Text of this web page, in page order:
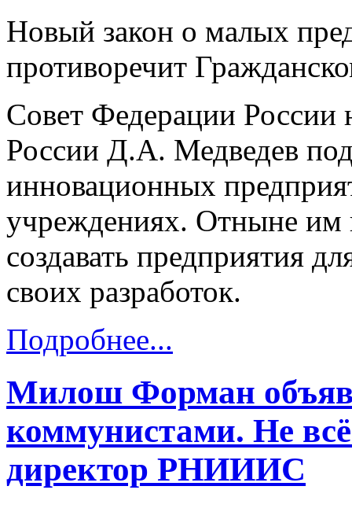
Новый закон о малых
противоречит
Совет Федерации России
России Д.А. Медведев
инновационных
учреждениях. Отныне им
создавать предприятия
своих разработок.
Подробнее...
Милош Форман
коммунистами. Не
директор РНИИИС